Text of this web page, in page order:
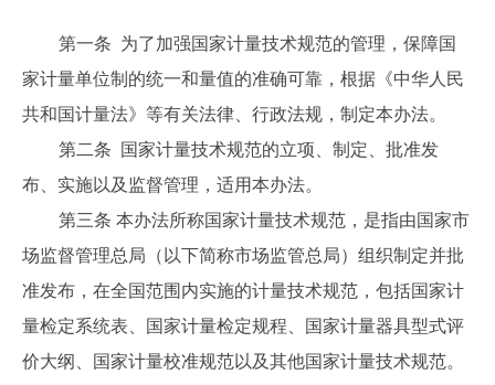
第一条 为了加强国家计量技术规范的管理，保障国
家计量单位制的统一和量值的准确可靠，根据《中华人民
共和国计量法》等有关法律、行政法规，制定本办法。
第二条 国家计量技术规范的立项、制定、批准发
布、实施以及监督管理，适用本办法。
第三条 本办法所称国家计量技术规范，是指由国家市
场监督管理总局（以下简称市场监管总局）组织制定并批
准发布，在全国范围内实施的计量技术规范，包括国家计
量检定系统表、国家计量检定规程、国家计量器具型式评
价大纲、国家计量校准规范以及其他国家计量技术规范。